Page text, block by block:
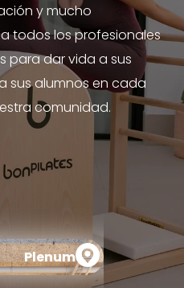
y mucho
todos los profesionales
para dar vida a sus
sus alumnos en cada
comunidad.
Plenum